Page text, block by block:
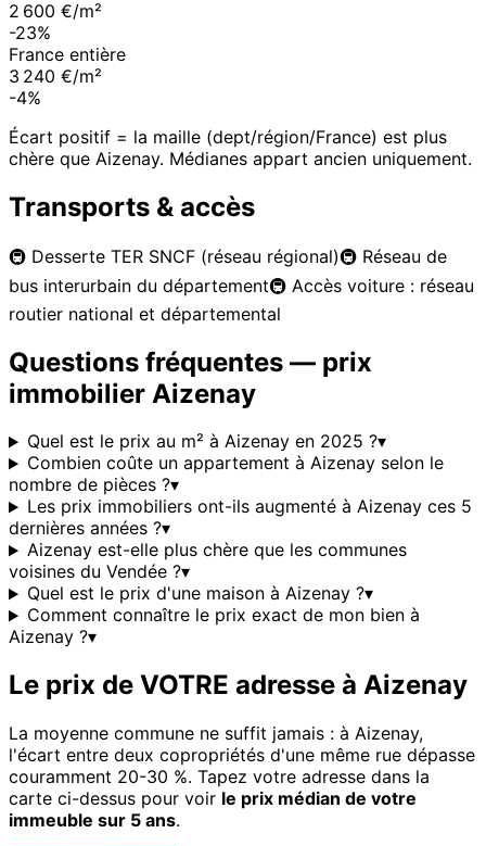
2 600 €/m²
-23%
France entière
3 240 €/m²
-4%
Écart positif = la maille (dept/région/France) est plus
chère que Aizenay. Médianes appart ancien uniquement.
Transports & accès
🚇 Desserte TER SNCF (réseau régional)🚇 Réseau de
bus interurbain du département🚇 Accès voiture : réseau
routier national et départemental
Questions fréquentes — prix
immobilier Aizenay
Quel est le prix au m² à Aizenay en 2025 ?▾
Combien coûte un appartement à Aizenay selon le
nombre de pièces ?▾
Les prix immobiliers ont-ils augmenté à Aizenay ces 5
dernières années ?▾
Aizenay est-elle plus chère que les communes
voisines du Vendée ?▾
Quel est le prix d'une maison à Aizenay ?▾
Comment connaître le prix exact de mon bien à
Aizenay ?▾
Le prix de VOTRE adresse à Aizenay
La moyenne commune ne suffit jamais : à Aizenay,
l'écart entre deux copropriétés d'une même rue dépasse
couramment 20-30 %. Tapez votre adresse dans la
carte ci-dessus pour voir le prix médian de votre
immeuble sur 5 ans.